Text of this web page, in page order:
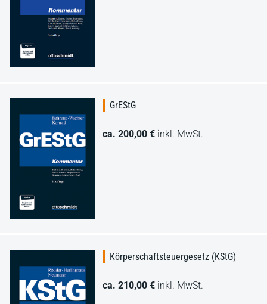
GrEStG
ca. 200,00 € inkl. MwSt.
Körperschaftsteuergesetz (KStG)
ca. 210,00 € inkl. MwSt.